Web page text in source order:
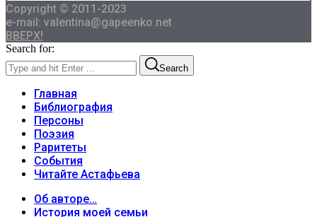
Copyright © 2011-2023
e-mail: valentina@gapeenko.net
ВВЕРХ!
Search for:
Search
Главная
Библиография
Персоны
Поэзия
Раритеты
События
Читайте Астафьева
Об авторе…
История моей семьи